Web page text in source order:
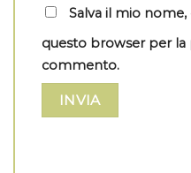
Salva il mio
questo browser per la
commento.